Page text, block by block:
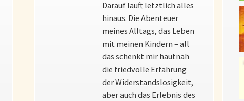
Darauf läuft letztlich alles
hinaus. Die Abenteuer
meines Alltags, das Leben
mit meinen Kindern – all
das schenkt mir hautnah
die friedvolle Erfahrung
der Widerstandslosigkeit,
aber auch das Erlebnis des